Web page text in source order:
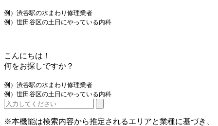
例）渋谷駅の水まわり修理業者
例）世田谷区の土日にやっている内科
こんにちは！
何をお探しですか？
例）渋谷駅の水まわり修理業者
例）世田谷区の土日にやっている内科
※本機能は検索内容から推定されるエリアと業種に基づき、